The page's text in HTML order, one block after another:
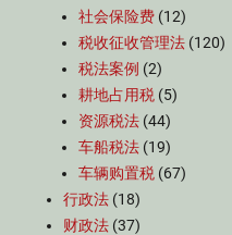
社会保险费 (12)
税收征收管理法 (120)
税法案例 (2)
耕地占用税 (5)
资源税法 (44)
车船税法 (19)
车辆购置税 (67)
行政法 (18)
财政法 (37)